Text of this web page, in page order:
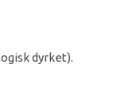
dyrket).